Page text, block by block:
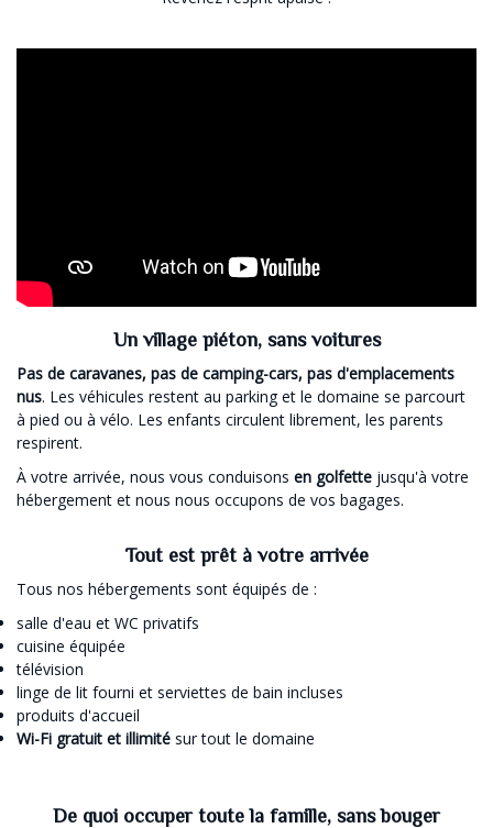
Un village piéton, sans voitures
Pas de caravanes, pas de camping-cars, pas d'emplacements
nus. Les véhicules restent au parking et le domaine se parcourt
à pied ou à vélo. Les enfants circulent librement, les parents
respirent.
À votre arrivée, nous vous conduisons en golfette jusqu'à votre
hébergement et nous nous occupons de vos bagages.
Tout est prêt à votre arrivée
Tous nos hébergements sont équipés de :
salle d'eau et WC privatifs
cuisine équipée
télévision
linge de lit fourni et serviettes de bain incluses
produits d'accueil
Wi-Fi gratuit et illimité sur tout le domaine
De quoi occuper toute la famille, sans bouger